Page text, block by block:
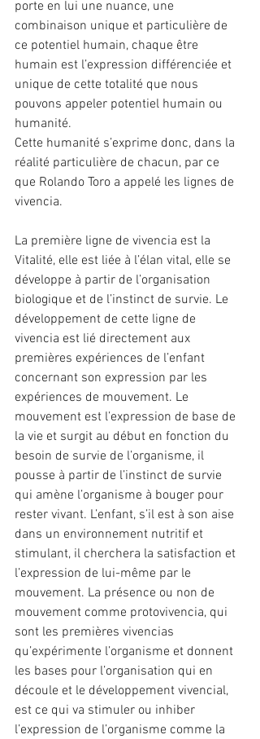
porte en lui une nuance, une
combinaison unique et particulière de
ce potentiel humain, chaque être
humain est l’expression différenciée et
unique de cette totalité que nous
pouvons appeler potentiel humain ou
humanité.
Cette humanité s’exprime donc, dans la
réalité particulière de chacun, par ce
que Rolando Toro a appelé les lignes de
vivencia.
La première ligne de vivencia est la
Vitalité, elle est liée à l’élan vital, elle se
développe à partir de l’organisation
biologique et de l’instinct de survie. Le
développement de cette ligne de
vivencia est lié directement aux
premières expériences de l’enfant
concernant son expression par les
expériences de mouvement. Le
mouvement est l’expression de base de
la vie et surgit au début en fonction du
besoin de survie de l’organisme, il
pousse à partir de l’instinct de survie
qui amène l’organisme à bouger pour
rester vivant. L’enfant, s’il est à son aise
dans un environnement nutritif et
stimulant, il cherchera la satisfaction et
l’expression de lui-même par le
mouvement. La présence ou non de
mouvement comme protovivencia, qui
sont les premières vivencias
qu’expérimente l’organisme et donnent
les bases pour l’organisation qui en
découle et le développement vivencial,
est ce qui va stimuler ou inhiber
l’expression de l’organisme comme la